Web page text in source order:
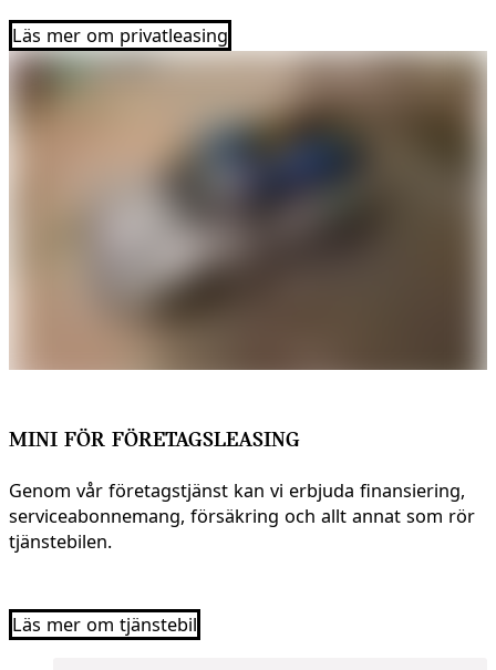
Läs mer om privatleasing
MINI FÖR FÖRETAGSLEASING
Genom vår företagstjänst kan vi erbjuda finansiering,
serviceabonnemang, försäkring och allt annat som rör
tjänstebilen.
Läs mer om tjänstebil